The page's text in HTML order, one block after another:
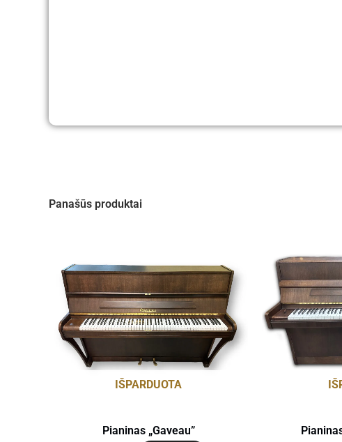
Panašūs produktai
IŠPARDUOTA
Pianinas „Gaveau”